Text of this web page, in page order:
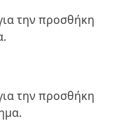
την προσθήκη
την προσθήκη